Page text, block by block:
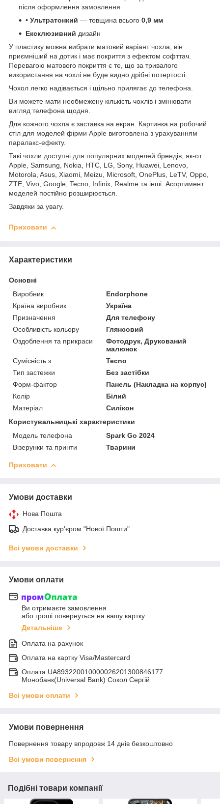
після оформлення замовлення
• Ультратонкий — товщина всього 0,9 мм
Ексклюзивний дизайн
У пластику можна вибрати матовий варіант чохла, він
приємніший на дотик і має покриття з ефектом софттач.
Перевагою матового покриття є те, що за тривалого
використання на чохлі не буде видно дрібні потертості.
Чохол легко надівається і щільно прилягає до телефона.
Ви можете мати необмежену кількість чохлів і змінювати
вигляд телефона щодня.
Для кожного чохла є заставка на екран. Картинка на робочий
стіл для моделей фірми Apple виготовлена з урахуванням
паралакс-ефекту.
Такі чохли доступні для популярних моделей брендів, як-от
Apple, Samsung, Nokia, HTC, LG, Sony, Huawei, Lenovo,
Motorola, Asus, Xiaomi, Meizu, Microsoft, OnePlus, LeTV, Oppo,
ZTE, Vivo, Google, Tecno, Infinix, Realme та інші. Асортимент
моделей постійно розширюється.
Завдяки за увагу.
Приховати
Характеристики
Основні
Виробник
Endorphone
Країна виробник
Україна
Призначення
Для телефону
Особливість кольору
Глянсовий
Оздоблення та прикраси
Фотодрук, Друкований
малюнок
Сумісність з
Tecno
Тип застежки
Без застібки
Форм-фактор
Панель (Накладка на корпус)
Колір
Білий
Матеріал
Силікон
Користувальницькі характеристики
Модель телефона
Spark Go 2024
Візерунки та принти
Тварини
Приховати
Умови доставки
Нова Пошта
Доставка кур'єром "Нової Пошти"
Всі умови доставки
Умови оплати
Ви отримаєте замовлення
або гроші повернуться на вашу картку
Детальніше
Оплата на рахунок
Оплата на картку Visa/Mastercard
Оплата UA893220010000026201300846177
Монобанк(Universal Bank) Сокол Сергій
Всі умови оплати
Умови повернення
Повернення товару впродовж 14 днів безкоштовно
Всі умови повернення
Подібні товари компанії